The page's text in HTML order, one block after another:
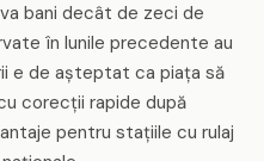
bani decât de zeci de
în lunile precedente au
e de așteptat ca piața să
corecții rapide după
pentru stațiile cu rulaj